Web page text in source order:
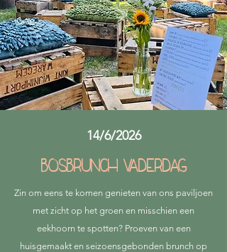
14/6/2026
BosBrunch vaderdag
Zin om eens te komen genieten van ons paviljoen
met zicht op het groen en misschien een
eekhoorn te spotten? Proeven van een
huisgemaakt en seizoensgebonden brunch op